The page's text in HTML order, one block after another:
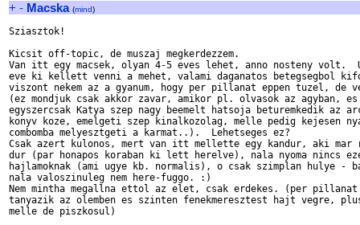
+ - Macska (mind)
Sziasztok!
Kicsit off-topic, de muszaj megkerdezzem.
Van itt egy macsek, olyan 4-5 eves lehet, anno nosteny volt.
eve ki kellett venni a mehet, valami daganatos betegsegbol
viszont nekem az a gyanum, hogy per pillanat eppen tuzel, de
(ez mondjuk csak akkor zavar, amikor pl. olvasok az agyban, es
egyszercsak Katya szep nagy beemelt hatsoja beturemkedik az
konyv koze, emelgeti szep kinalkozolag, melle pedig kejesen
combomba melyesztgeti a karmat..).  Lehetseges ez?
Csak azert kulonos, mert van itt mellette egy kandur, aki mar
dur (par honapos koraban ki lett herelve), nala nyoma nincs
hajlamoknak (ami ugye kb. normalis), o csak szimplan hulye -
nala valoszinuleg nem here-fuggo. :)
Nem mintha megallna ettol az elet, csak erdekes. (per
tanyazik az olemben es szinten fenekmeresztest hajt vegre,
melle de piszkosul)